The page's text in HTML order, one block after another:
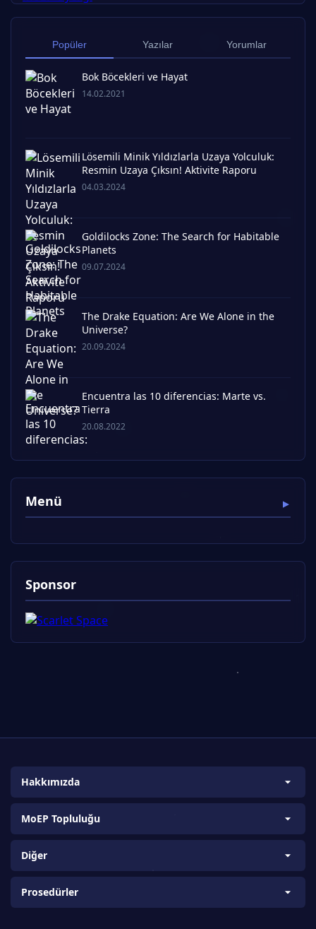
Popüler Yazılar Yorumlar
Bok Böcekleri ve Hayat
14.02.2021
Lösemili Minik Yıldızlarla Uzaya Yolculuk:
Resmin Uzaya Çıksın! Aktivite Raporu
04.03.2024
Goldilocks Zone: The Search for Habitable
Planets
09.07.2024
The Drake Equation: Are We Alone in the
Universe?
20.09.2024
Encuentra las 10 diferencias: Marte vs.
Tierra
20.08.2022
Menü
Sponsor
Hakkımızda
Biz Kimiz?
Amaç ve Kapsam
Vizyon ve Misyon
Proje Kurucuları
MoEP Topluluğu
Bilim ve Araştırma Takımları
Ülke Koordinatörleri
Üniversite Koordinatörleri
K12 Koordinatörlüğü (K12T)
Diğer
About us
Prosedürler